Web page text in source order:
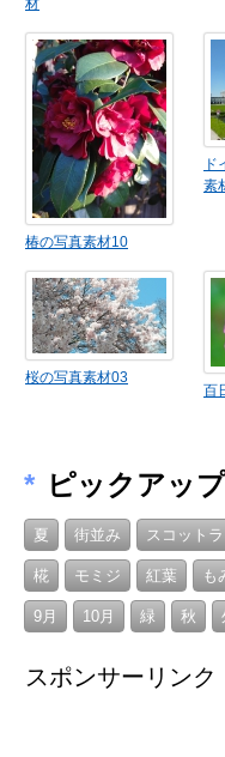
材
椿の写真素材10
ド
素
桜の写真素材03
百
* ピックアッ
夏 街並み スコット
椛 モミジ 紅葉 も
9月 10月 緑 秋
スポンサーリンク